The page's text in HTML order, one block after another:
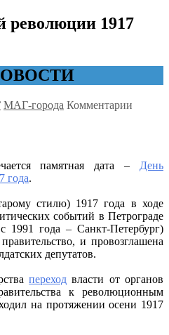
революции 1917
МАГ-города Комментарии
1917
памятная дата – День
года.
стилю) 1917 года в ходе
событий в Петрограде
1991 года – Санкт-Петербург)
и провозглашена
депутатов.
переход власти от органов
к революционным
на протяжении осени 1917